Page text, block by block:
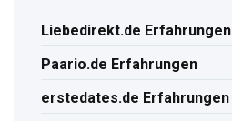
Liebedirekt.de Erfahrungen
Paario.de Erfahrungen
erstedates.de Erfahrungen